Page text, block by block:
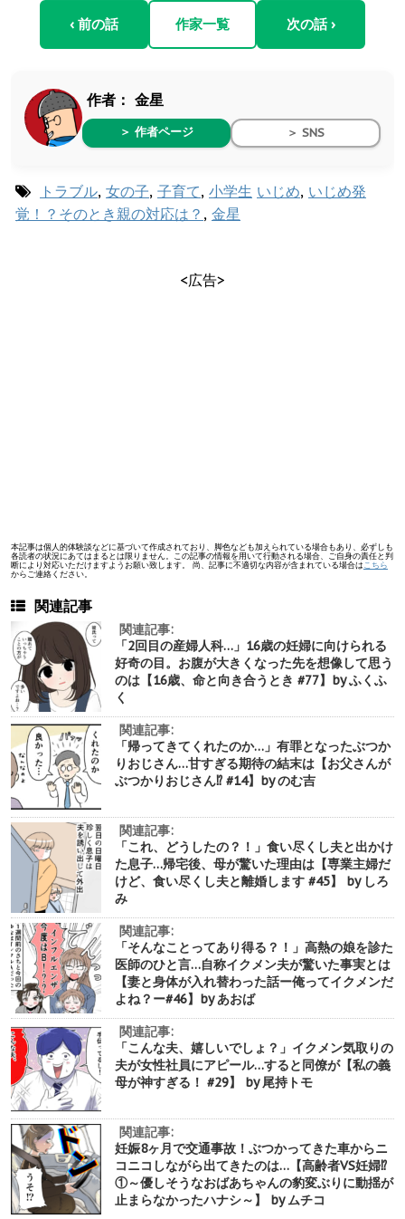
‹ 前の話 作家一覧 次の話 ›
作者： 金星
＞ 作者ページ ＞ SNS
トラブル, 女の子, 子育て, 小学生 いじめ, いじめ発
覚！？そのとき親の対応は？ , 金星
<広告>
本記事は個人的体験談などに基づいて作成されており、脚色なども加えられている場合もあり、必ずしも
各読者の状況にあてはまるとは限りません。この記事の情報を用いて行動される場合、ご自身の責任と判
断により対応いただけますようお願い致します。 尚、記事に不適切な内容が含まれている場合は こちら
からご連絡ください。
関連記事
関連記事:
「2回目の産婦人科…」16歳の妊婦に向けられる
好奇の目。お腹が大きくなった先を想像して思う
のは【16歳、命と向き合うとき #77】by ふくふ
く
関連記事:
「帰ってきてくれたのか…」有罪となったぶつか
りおじさん…甘すぎる期待の結末は【お父さんが
ぶつかりおじさん⁉︎ #14】by のむ吉
関連記事:
「これ、どうしたの？！」食い尽くし夫と出かけ
た息子…帰宅後、母が驚いた理由は【専業主婦だ
けど、食い尽くし夫と離婚します #45】 by しろ
み
関連記事:
「そんなことってあり得る？！」高熱の娘を診た
医師のひと言…自称イクメン夫が驚いた事実とは
【妻と身体が入れ替わった話ー俺ってイクメンだ
よね？ー#46】by あおば
関連記事:
「こんな夫、嬉しいでしょ？」イクメン気取りの
夫が女性社員にアピール…すると同僚が【私の義
母が神すぎる！ #29】 by 尾持トモ
関連記事:
妊娠8ヶ月で交通事故！ぶつかってきた車からニ
コニコしながら出てきたのは…【高齢者VS妊婦⁉︎
①～優しそうなおばあちゃんの豹変ぶりに動揺が
止まらなかったハナシ～】 by ムチコ